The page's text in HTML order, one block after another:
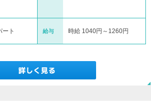
ート 給与 時給 1040円～1260円